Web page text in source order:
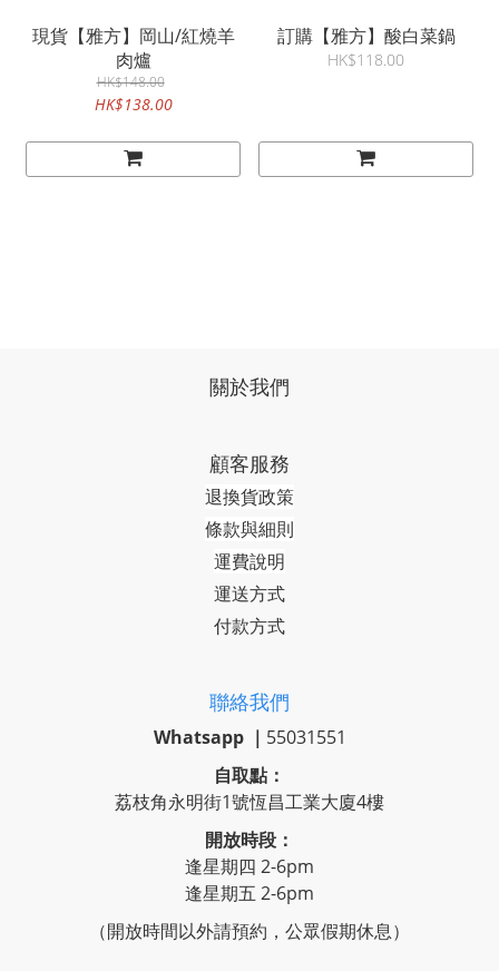
現貨【雅方】岡山/紅燒羊
肉爐
HK$148.00
HK$138.00
訂購【雅方】酸白菜鍋
HK$118.00
關於我們
顧客服務
退換貨政策
條款與細則
運費說明
運送方式
付款方式
聯絡我們
Whatsapp ｜ 55031551
自取點：
荔枝角永明街1號恆昌工業大廈4樓
開放時段：
逢星期四 2-6pm
逢星期五 2-6pm
（開放時間以外請預約，公眾假期休息）